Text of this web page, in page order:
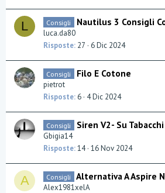
L Consigli Nautilus 3 Consigli
luca.da80
Risposte 27 6 Dic 2024
Consigli Filo E Cotone
pietrot
Risposte 6 4 Dic 2024
Consigli Siren V2- Su Tabacchi
Gbigia14
Risposte 14 16 Nov 2024
A Consigli Alternativa A Aspire
Alex1981xelA